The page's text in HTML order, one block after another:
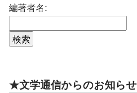
編著者名:
★文学通信からのお知らせ